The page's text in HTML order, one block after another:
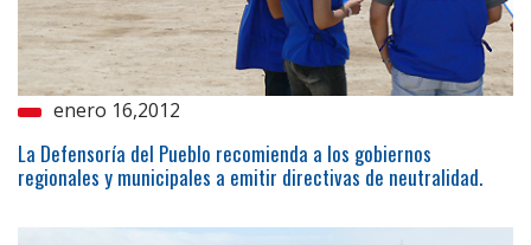
enero 16,2012
La Defensoría del Pueblo recomienda a los gobiernos
regionales y municipales a emitir directivas de neutralidad.